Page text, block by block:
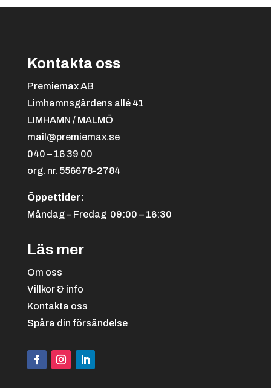
225.00 kr
Kontakta oss
Premiemax AB
Limhamnsgårdens allé 41
LIMHAMN / MALMÖ
mail@premiemax.se
040 – 16 39 00
org. nr. 556678-2784
Öppettider:
Måndag – Fredag 09:00 – 16:30
Läs mer
Om oss
Villkor & info
Kontakta oss
Spåra din försändelse